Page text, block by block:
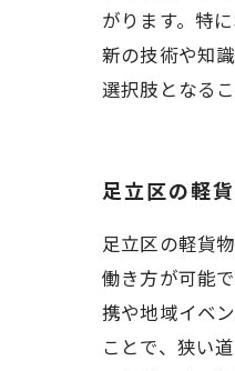
がります。特
新の技術や知
選択肢となる
足立区の軽
足立区の軽貨
働き方が可能
携や地域イベ
ことで、狭い